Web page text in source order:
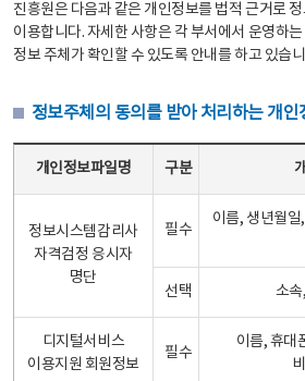
진흥원은 다음과 같은 개인정보를 법적 근거로
이용합니다. 자세한 사항은 각 부서에서 운영하
정보 주체가 확인할 수 있도록 안내를 하고 있습
정보주체의 동의를 받아 처리하는 개인
개인정보파일명 구분
정보시스템감리사
자격검정 응시자
명단
필수
이름, 생년월
선택 소
디지털서비스
이용지원 회원정보
필수
이름, 휴대